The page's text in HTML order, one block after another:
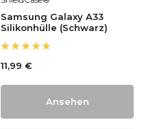
Samsung Galaxy A33
Silikonhülle (Schwarz)
11,99 €
Ansehen